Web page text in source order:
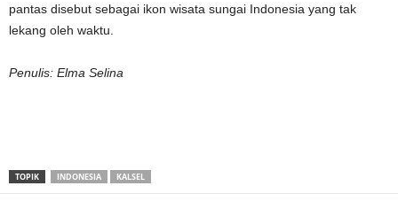
pantas disebut sebagai ikon wisata sungai Indonesia yang tak
lekang oleh waktu.
Penulis: Elma Selina
TOPIK INDONESIA KALSEL